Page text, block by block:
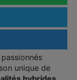
unique de